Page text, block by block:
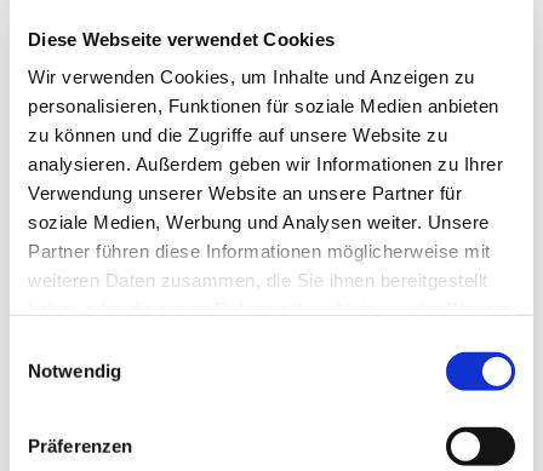
Diese Webseite verwendet Cookies
Wir verwenden Cookies, um Inhalte und Anzeigen zu
personalisieren, Funktionen für soziale Medien anbieten
zu können und die Zugriffe auf unsere Website zu
analysieren. Außerdem geben wir Informationen zu Ihrer
Verwendung unserer Website an unsere Partner für
soziale Medien, Werbung und Analysen weiter. Unsere
Partner führen diese Informationen möglicherweise mit
weiteren Daten zusammen, die Sie ihnen bereitgestellt
Notwendig
Präferenzen
Montag, 6. September 2027, 19:30
Uhr
EV. KIRCHENGEMEINDE